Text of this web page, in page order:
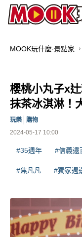
MOOK玩什麼‧景點家
櫻桃小丸子x
抹茶冰淇淋！
2024-05-17 10:00
玩樂 購物
#35週年 #信義遠
#焦凡凡 #獨家週